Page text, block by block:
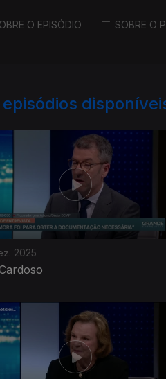
O EPISÓDIO SOBRE O
episódios
2025